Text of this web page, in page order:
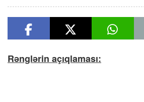
Rənglərin açıqlaması: